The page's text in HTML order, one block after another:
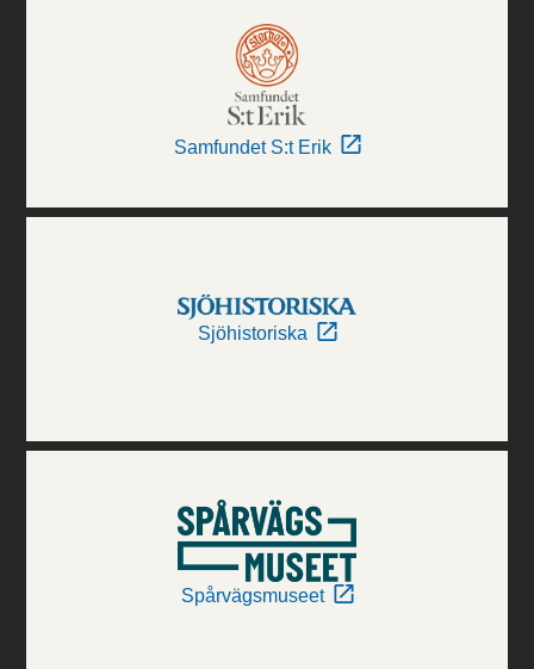
Samfundet S:t Erik
Sjöhistoriska
Spårvägsmuseet